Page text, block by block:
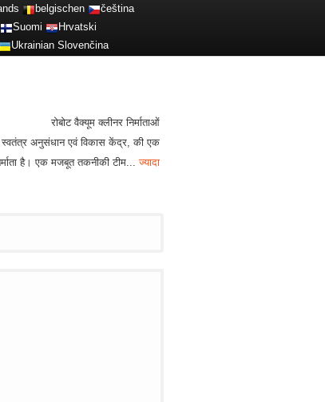
belgischen
čeština
Suomi
Hrvatski
Ukrainian Slovenčina
रोबोट वैक्यूम क्लीनर निर्माताओं
स्वतंत्र अनुसंधान एवं विकास केंद्र, की एक
है। एक मजबूत तकनीकी टीम...ज्यादा